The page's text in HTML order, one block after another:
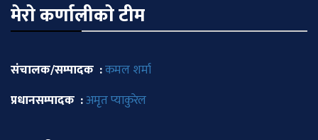
मेराे कर्णालीकाे टीम
संचालक/सम्पादक :कमल शर्मा
प्रधानसम्पादक :अमृत प्याकुरेल